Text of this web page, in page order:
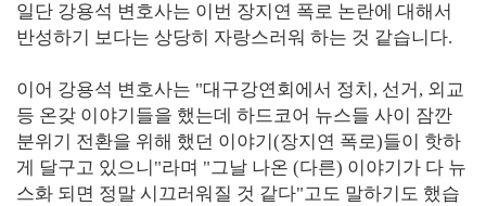
일단 강용석 변호사는 이번 장지연 폭로 논란에 대해서
반성하기 보다는 상당히 자랑스러워 하는 것 같습니다.
이어 강용석 변호사는 "대구강연회에서 정치, 선거, 외교
등 온갖 이야기들을 했는데 하드코어 뉴스들 사이 잠깐
분위기 전환을 위해 했던 이야기(장지연 폭로)들이 핫하
게 달구고 있으니"라며 "그날 나온 (다른) 이야기가 다 뉴
스화 되면 정말 시끄러워질 것 같다"고도 말하기도 했습